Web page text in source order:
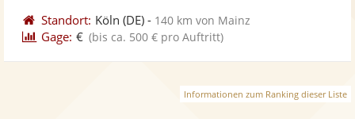
Standort: Köln (DE) - 140 km von Mainz
Gage: € (bis ca. 500 € pro Auftritt)
Informationen zum Ranking dieser Liste